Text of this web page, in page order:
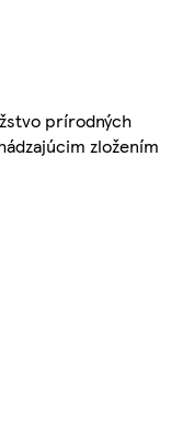
prírodných
zložením